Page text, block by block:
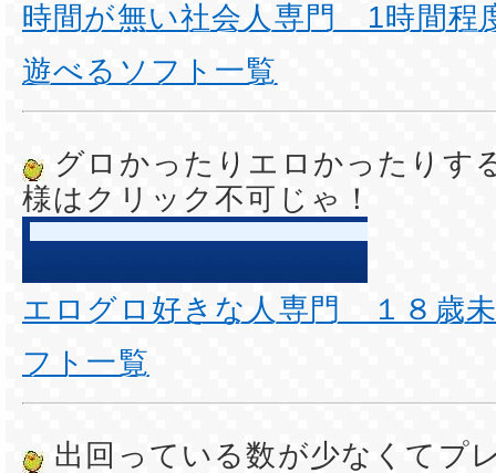
時間が無い社会人専門 1時間程
遊べるソフト一覧
グロかったりエロかったりす
様はクリック不可じゃ！
エログロ好きな人専門 １８歳
フト一覧
出回っている数が少なくてプ